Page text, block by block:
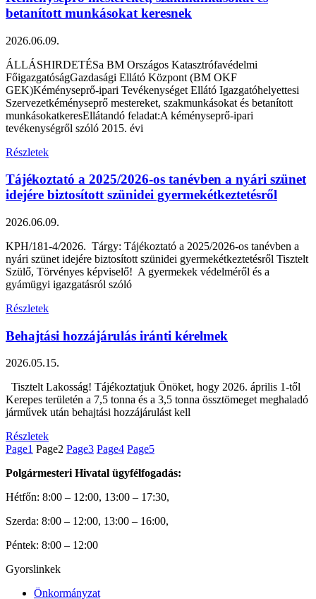
betanított munkásokat keresnek
2026.06.09.
ÁLLÁSHIRDETÉSa BM Országos Katasztrófavédelmi
FőigazgatóságGazdasági Ellátó Központ (BM OKF
GEK)Kéményseprő-ipari Tevékenységet Ellátó Igazgatóhelyettesi
Szervezetkéményseprő mestereket, szakmunkásokat és betanított
munkásokatkeresEllátandó feladat:A kéményseprő-ipari
tevékenységről szóló 2015. évi
Részletek
Tájékoztató a 2025/2026-os tanévben a nyári szünet
idejére biztosított szünidei gyermekétkeztetésről
2026.06.09.
KPH/181-4/2026. Tárgy: Tájékoztató a 2025/2026-os tanévben a
nyári szünet idejére biztosított szünidei gyermekétkeztetésről Tisztelt
Szülő, Törvényes képviselő! A gyermekek védelméről és a
gyámügyi igazgatásról szóló
Részletek
Behajtási hozzájárulás iránti kérelmek
2026.05.15.
Tisztelt Lakosság! Tájékoztatjuk Önöket, hogy 2026. április 1-től
Kerepes területén a 7,5 tonna és a 3,5 tonna össztömeget meghaladó
járművek után behajtási hozzájárulást kell
Részletek
Page1 Page2 Page3 Page4 Page5
Polgármesteri Hivatal ügyfélfogadás:
Hétfőn: 8:00 – 12:00, 13:00 – 17:30,
Szerda: 8:00 – 12:00, 13:00 – 16:00,
Péntek: 8:00 – 12:00
Gyorslinkek
Önkormányzat